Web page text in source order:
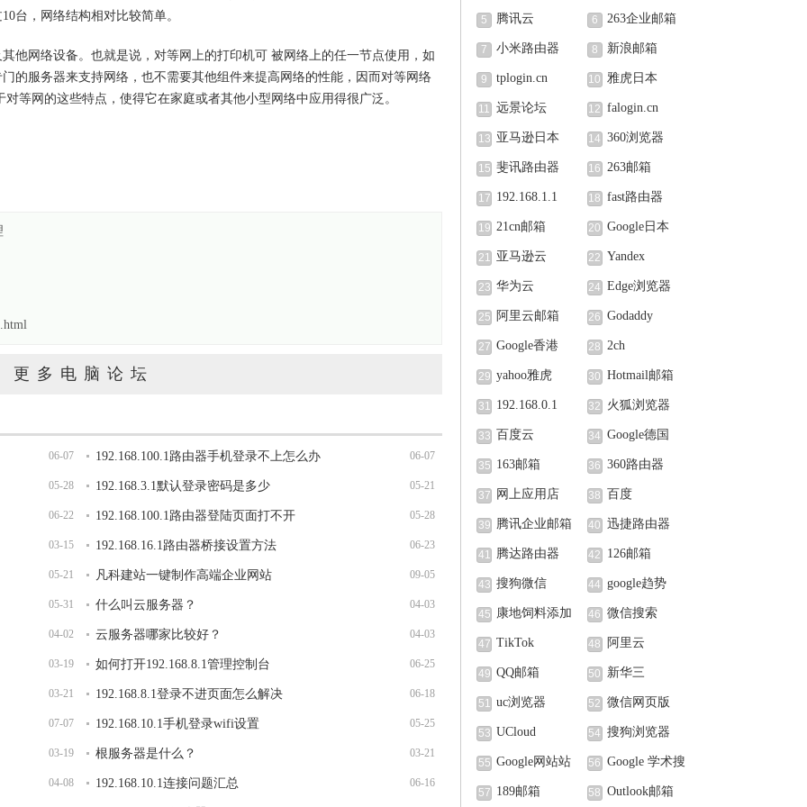
台，网络结构相对比较简单。
他网络设备。也就是说，对等网上的打印机可 被网络上的任一节点使用，如
的服务器来支持网络，也不需要其他组件来提高网络的性能，因而对等网络
等网的这些特点，使得它在家庭或者其他小型网络中应用得很广泛。
更多电脑论坛
06-07 06-07
192.168.100.1路由器手机登录不上怎么办
05-28 05-21
192.168.3.1默认登录密码是多少
06-22 05-28
192.168.100.1路由器登陆页面打不开
03-15 06-23
192.168.16.1路由器桥接设置方法
05-21 09-05
凡科建站一键制作高端企业网站
05-31 04-03
什么叫云服务器？
04-02 04-03
云服务器哪家比较好？
03-19 06-25
如何打开192.168.8.1管理控制台
03-21 06-18
192.168.8.1登录不进页面怎么解决
07-07 05-25
192.168.10.1手机登录wifi设置
03-19 03-21
根服务器是什么？
04-08 06-16
192.168.10.1连接问题汇总
5 腾讯云 6 263企业邮箱
7 小米路由器 8 新浪邮箱
9 tplogin.cn 10 雅虎日本
11 远景论坛 12 falogin.cn
13 亚马逊日本 14 360浏览器
15 斐讯路由器 16 263邮箱
17 192.168.1.1 18 fast路由器
19 21cn邮箱 20 Google日本
21 亚马逊云 22 Yandex
23 华为云 24 Edge浏览器
25 阿里云邮箱 26 Godaddy
27 Google香港 28 2ch
29 yahoo雅虎 30 Hotmail邮箱
31 192.168.0.1 32 火狐浏览器
33 百度云 34 Google德国
35 163邮箱 36 360路由器
37 网上应用店 38 百度
39 腾讯企业邮箱 40 迅捷路由器
41 腾达路由器 42 126邮箱
43 搜狗微信 44 google趋势
45 康地饲料添加
剂（北京）有限公
司
46 微信搜索
47 TikTok 48 阿里云
49 QQ邮箱 50 新华三
51 uc浏览器 52 微信网页版
53 UCloud 54 搜狗浏览器
55 Google网站站
长中心
56 Google 学术搜
索
57 189邮箱 58 Outlook邮箱